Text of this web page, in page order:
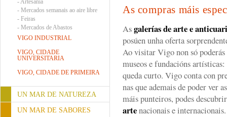
-Artesanía
- Mercados semanais ao aire libre
- Feiras
- Mercados de Abastos
VIGO INDUSTRIAL
VIGO, CIDADE
UNIVERSITARIA
VIGO, CIDADE DE PRIMEIRA
UN MAR DE NATUREZA
UN MAR DE SABORES
As compras máis
Asgalerías de arte e
posúen unha oferta
Ao visitar Vigo non só
museos e fundacións
queda curto. Vigo conta con
nas que ademais de poder ver
máis punteiros, podes
artenacionais e internacionais.